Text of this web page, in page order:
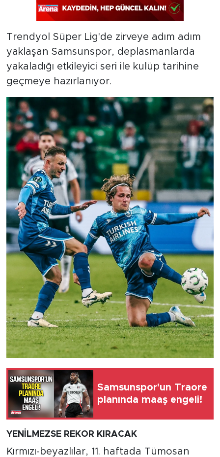
Trendyol Süper Lig'de zirveye adım adım
yaklaşan Samsunspor, deplasmanlarda
yakaladığı etkileyici seri ile kulüp tarihine
geçmeye hazırlanıyor.
Samsunspor'un Traore
planında maaş engeli!
YENİLMEZSE REKOR KIRACAK
Kırmızı-beyazlılar, 11. haftada Tümosan